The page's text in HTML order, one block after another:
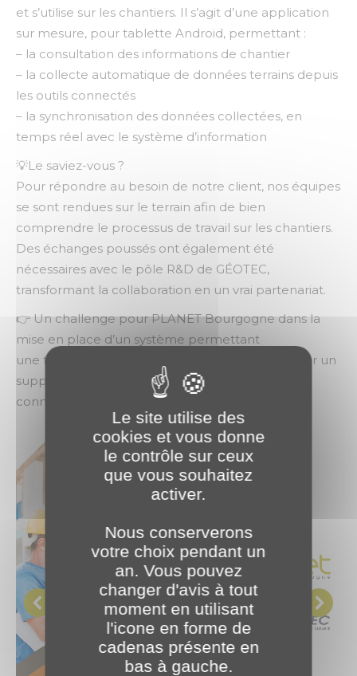
et s’utilise sur les chantiers. Il s’agit d’une application
sur mesure, pour tablette Android, permettant :
– la consultation des informations de chantier
– la collecte automatique de données terrains depuis
les outils connectés
– la synchronisation des données collectées, en
temps réel avec le système d’information
💡Le saviez-vous ?
Pour répondre au besoin de notre client, nos équipes
se sont rendues sur le terrain afin de bien
comprendre le processus de travail sur les chantiers.
Des échanges poussés ont également été
nécessaires avec le pôle R&D de GÉOTEC,
transformant la collaboration en un vrai partenariat.
👉 Un challenge pour PLANET Bourgogne dans la
mise en place d’un système permettant
une transmission d’informations en temps réel sur un
support numérique avec des outils de chantier
connectés !
Le site utilise des
cookies et vous donne
le contrôle sur ceux
que vous souhaitez
activer.
Nous conserverons
votre choix pendant un
an. Vous pouvez
changer d'avis à tout
moment en utilisant
l'icone en forme de
cadenas présente en
bas à gauche.